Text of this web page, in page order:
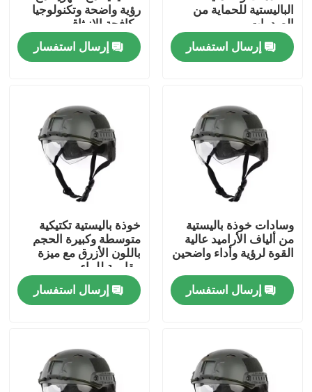
المنتجات
جولة في المصنع
أخبار
اطلب اقتباس
سترة عسكرية تكتيكية مضادة للرصاص
الباليستية للحماية من
الصدمات
إرسال استفسار
رؤية واضحة وتكنولوجيا
مكافحة الانبثاق
إرسال استفسار
وسادات خوذة باليستية
من ألياف الأراميد عالية
القوة لرؤية وأداء واضحين
إرسال استفسار
خوذة باليستية تكتيكية
متوسطة وكبيرة الحجم
باللون الأزرق مع ميزة
مقاومة للماء
إرسال استفسار